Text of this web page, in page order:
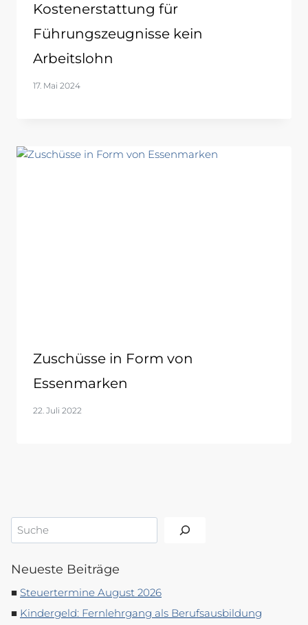
Kostenerstattung für
Führungszeugnisse kein
Arbeitslohn
17. Mai 2024
Zuschüsse in Form von
Essenmarken
22. Juli 2022
Suchen
Neueste Beiträge
Steuertermine August 2026
Kindergeld: Fernlehrgang als Berufsausbildung